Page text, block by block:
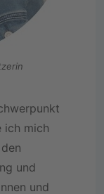
ich mich
und
und